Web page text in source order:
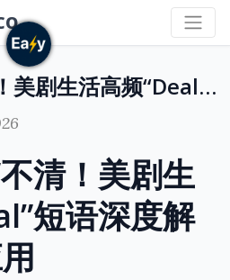
不再“Deal”不清！美剧生活高频“Deal”短语深度解析与实战应用
清！美剧生
短语深度解